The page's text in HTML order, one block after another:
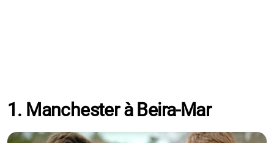
1. Manchester à Beira-Mar